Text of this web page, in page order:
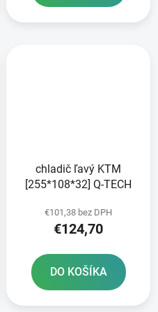
chladič ľavý KTM
[255*108*32] Q-TECH
€101,38 bez DPH
€124,70
DO KOŠÍKA